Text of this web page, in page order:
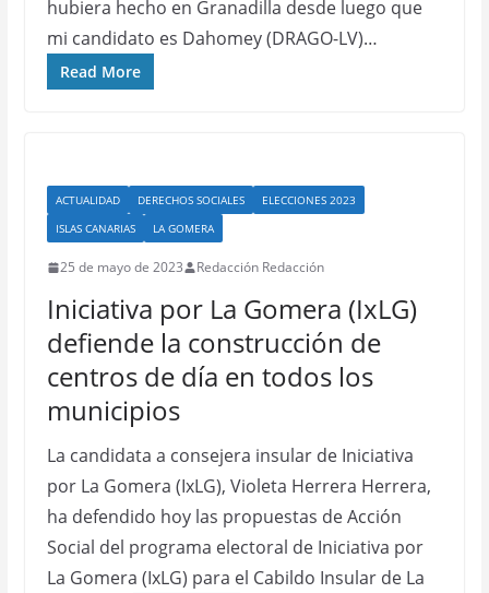
hubiera hecho en Granadilla desde luego que
mi candidato es Dahomey (DRAGO-LV)…
Read More
ACTUALIDAD DERECHOS SOCIALES
ELECCIONES 2023
ISLAS CANARIAS
LA GOMERA
25 de mayo de 2023 Redacción Redacción
Iniciativa por La Gomera (IxLG)
defiende la construcción de
centros de día en todos los
municipios
La candidata a consejera insular de Iniciativa
por La Gomera (IxLG), Violeta Herrera Herrera,
ha defendido hoy las propuestas de Acción
Social del programa electoral de Iniciativa por
La Gomera (IxLG) para el Cabildo Insular de La